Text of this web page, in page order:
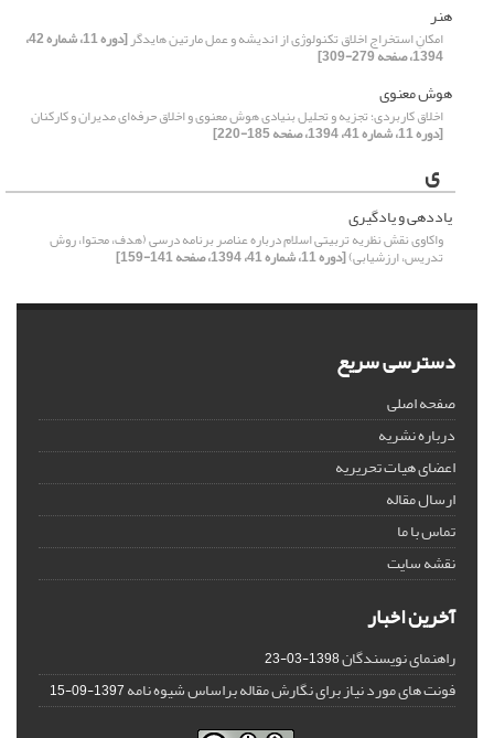
هنر
امکانِ استخراج اخلاق تکنولوژی از اندیشه و عمل مارتین هایدگر [دوره 11، شماره 42،
1394، صفحه 279-309]
هوش معنوی
اخلاق کاربردی؛ تجزیه و تحلیل بنیادی هوش معنوی و اخلاق حرفه‌ای مدیران و کارکنان
[دوره 11، شماره 41، 1394، صفحه 185-220]
ی
یاددهی و یادگیری
واکاوی نقش نظریه تربیتی اسلام درباره عناصر برنامه درسی (هدف، محتوا، روش
تدریس، ارزشیابی)[دوره 11، شماره 41، 1394، صفحه 141-159]
دسترسی سریع
صفحه اصلی
درباره نشریه
اعضای هیات تحریریه
ارسال مقاله
تماس با ما
نقشه سایت
آخرین اخبار
راهنمای نویسندگان1398-03-23
فونت های مورد نیاز برای نگارش مقاله براساس شیوه نامه1397-09-15